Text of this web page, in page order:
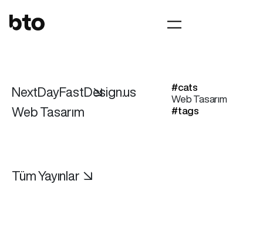
NextDayFastDesign.us
Web Tasarım
↘
#cats
Web Tasarım
#tags
Tüm Yayınlar ↘